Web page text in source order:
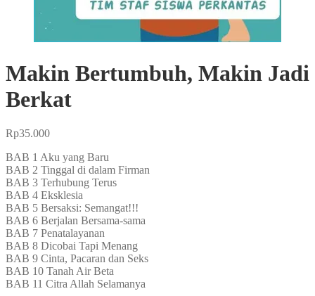
Makin Bertumbuh, Makin Jadi
Berkat
Rp35.000
BAB 1 Aku yang Baru
BAB 2 Tinggal di dalam Firman
BAB 3 Terhubung Terus
BAB 4 Eksklesia
BAB 5 Bersaksi: Semangat!!!
BAB 6 Berjalan Bersama-sama
BAB 7 Penatalayanan
BAB 8 Dicobai Tapi Menang
BAB 9 Cinta, Pacaran dan Seks
BAB 10 Tanah Air Beta
BAB 11 Citra Allah Selamanya